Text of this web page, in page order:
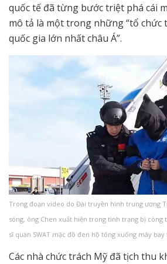
quốc tế đã từng bước triệt phá cái
mô tả là một trong những “tổ chức
quốc gia lớn nhất châu Á”.
Trong đoạn video do Đài truyền hình trung ương
sóng, ông Chen xuất hiện trong tình trạng bị còng
sĩ quan SWAT mặc đồ đen hộ tống xuống máy bay
Các nhà chức trách Mỹ đã tịch thu